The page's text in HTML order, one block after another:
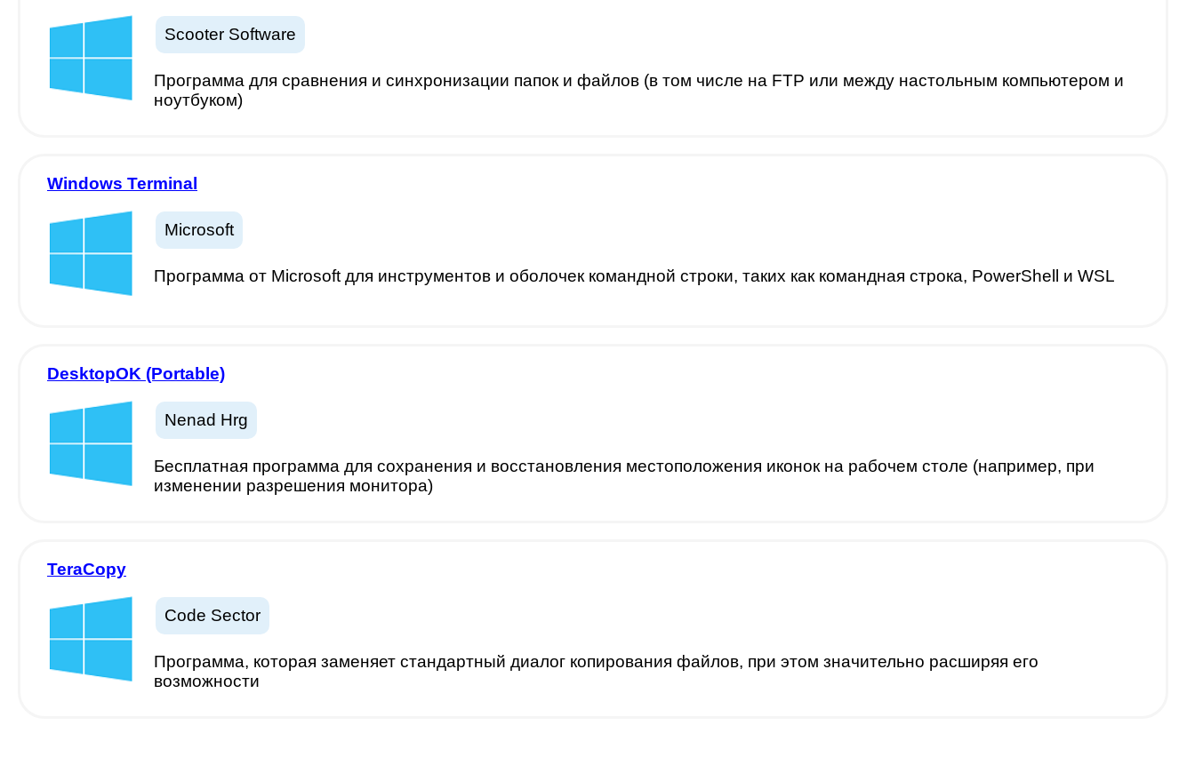
Scooter Software
Программа для сравнения и синхронизации папок и файлов (в том числе на FTP или между настольным компьютером и
ноутбуком)
Windows Terminal
Microsoft
Программа от Microsoft для инструментов и оболочек командной строки, таких как командная строка, PowerShell и WSL
DesktopOK (Portable)
Nenad Hrg
Бесплатная программа для сохранения и восстановления местоположения иконок на рабочем столе (например, при
изменении разрешения монитора)
TeraCopy
Code Sector
Программа, которая заменяет стандартный диалог копирования файлов, при этом значительно расширяя его
возможности